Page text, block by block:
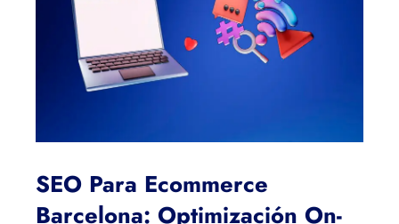
SEO Para Ecommerce
Barcelona: Optimización On-